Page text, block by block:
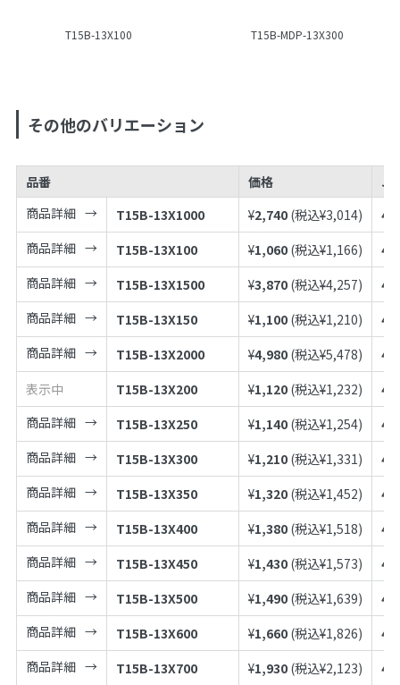
T15B-13X100 T15B-MDP-13X300
その他のバリエーション
品番 価格
商品詳細
T15B-13X1000 ¥2,740 (税込¥3,014)
商品詳細
T15B-13X100 ¥1,060 (税込¥1,166)
商品詳細
T15B-13X1500 ¥3,870 (税込¥4,257)
商品詳細
T15B-13X150 ¥1,100 (税込¥1,210)
商品詳細
T15B-13X2000 ¥4,980 (税込¥5,478)
表示中
T15B-13X200 ¥1,120 (税込¥1,232)
商品詳細
T15B-13X250 ¥1,140 (税込¥1,254)
商品詳細
T15B-13X300 ¥1,210 (税込¥1,331)
商品詳細
T15B-13X350 ¥1,320 (税込¥1,452)
商品詳細
T15B-13X400 ¥1,380 (税込¥1,518)
商品詳細
T15B-13X450 ¥1,430 (税込¥1,573)
商品詳細
T15B-13X500 ¥1,490 (税込¥1,639)
商品詳細
T15B-13X600 ¥1,660 (税込¥1,826)
商品詳細
T15B-13X700 ¥1,930 (税込¥2,123)